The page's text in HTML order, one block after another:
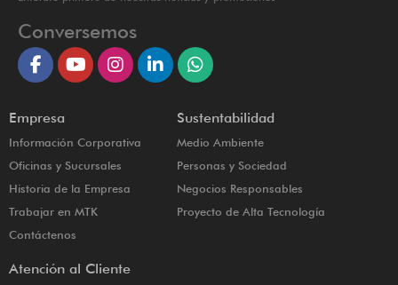
Conversemos
Empresa
Información Corporativa
Oficinas y Sucursales
Historia de la Empresa
Trabajar en MTK
Contáctenos
Sustentabilidad
Medio Ambiente
Personas y Sociedad
Negocios Responsables
Proyecto de Alta Tecnología
Atención al Cliente